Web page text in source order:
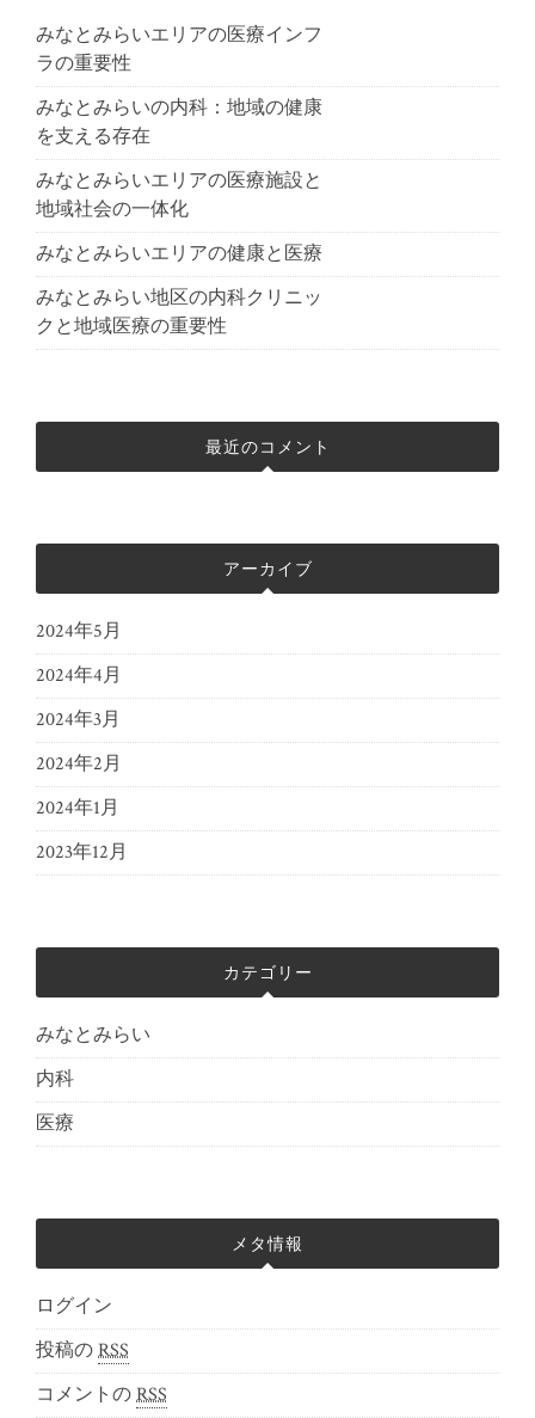
みなとみらいエリアの医療インフ
ラの重要性
みなとみらいの内科：地域の健康
を支える存在
みなとみらいエリアの医療施設と
地域社会の一体化
みなとみらいエリアの健康と医療
みなとみらい地区の内科クリニッ
クと地域医療の重要性
最近のコメント
アーカイブ
2024年5月
2024年4月
2024年3月
2024年2月
2024年1月
2023年12月
カテゴリー
みなとみらい
内科
医療
メタ情報
ログイン
投稿のRSS
コメントのRSS